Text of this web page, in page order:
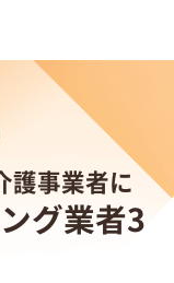
護事業者に
グ業者3